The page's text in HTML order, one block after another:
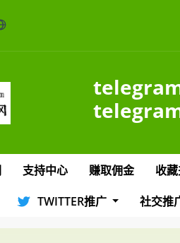
当前语言：中文
支持中心 赚取佣金 收
TWITTER推广 社交推